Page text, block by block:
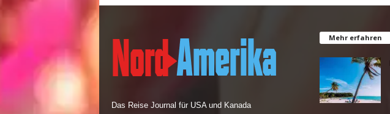
Das Reise Journal für USA und Kanada
Mehr erfahren